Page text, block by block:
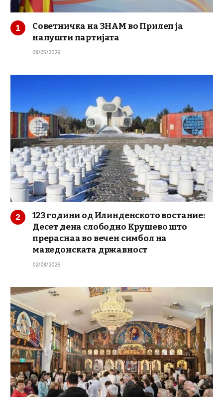
Советничка на ЗНАМ во Прилеп ја
напушти партијата
08/05/2026
123 години од Илинденското востание:
Десет дена слободно Крушево што
прераснаа во вечен симбол на
македонската државност
02/08/2026